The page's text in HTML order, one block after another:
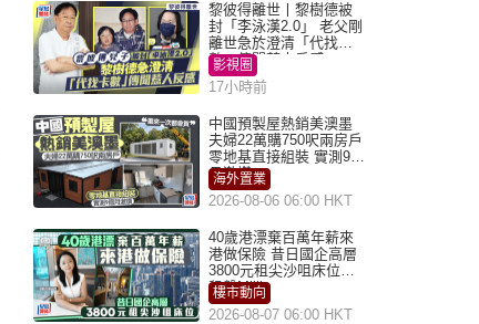
黎彼得離世丨黎樹德被
封「李泳漢2.0」 老父剛
離世急於澄清「代找卡
數」傳聞惹人反感
影視圈
17小時前
中國預製屋熱銷美澳墨
夫婦22萬購750呎兩房戶
零地基直接組裝 實測9個
月激讚
海外置業
2026-08-06 06:00 HKT
40歲港漂棄百萬年薪來
港做保險 昔日國企高層
3800元租尖沙咀床位｜
租盤Million
樓市動向
2026-08-07 06:00 HKT